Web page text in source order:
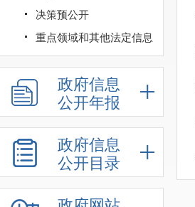
决策预公开
重点领域和其他法定信息
政府信息
公开年报
政府信息
公开目录